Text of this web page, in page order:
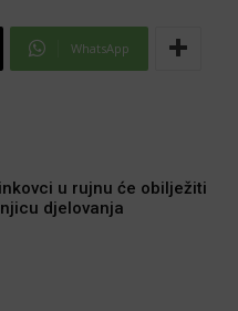
WhatsApp
u rujnu će obilježiti
djelovanja